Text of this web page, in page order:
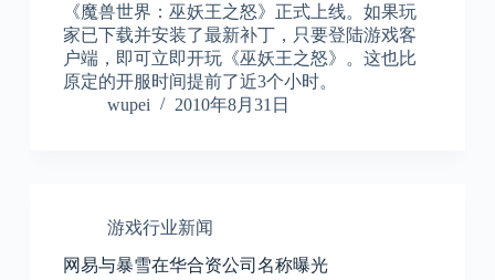
《魔兽世界：巫妖王之怒》正式上线。如果玩
家已下载并安装了最新补丁，只要登陆游戏客
户端，即可立即开玩《巫妖王之怒》。这也比
原定的开服时间提前了近3个小时。
wupei
2010年8月31日
游戏行业新闻
网易与暴雪在华合资公司名称曝光